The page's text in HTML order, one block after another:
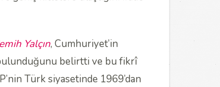
Yalçın, Cumhuriyet’in
belirtti ve bu fikrî
Türk siyasetinde 1969’dan